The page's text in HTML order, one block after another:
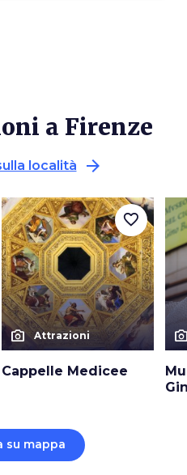
a Firenze
località arrow_forward
photo_camera Attrazioni
Cappelle Medicee
favorite_border
su mappa